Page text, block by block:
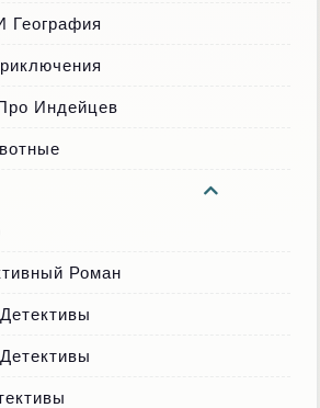
География
Индейцев
Роман